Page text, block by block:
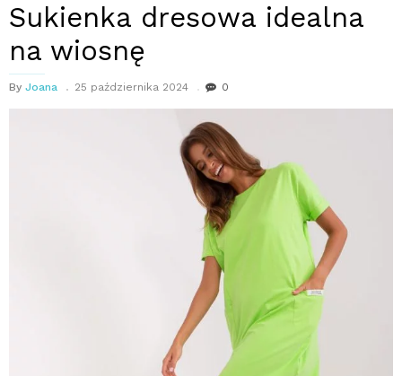
Sukienka dresowa idealna
na wiosnę
By Joana 25 października 2024 0